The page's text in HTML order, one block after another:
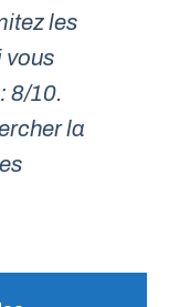
les
vous
8/10.
la